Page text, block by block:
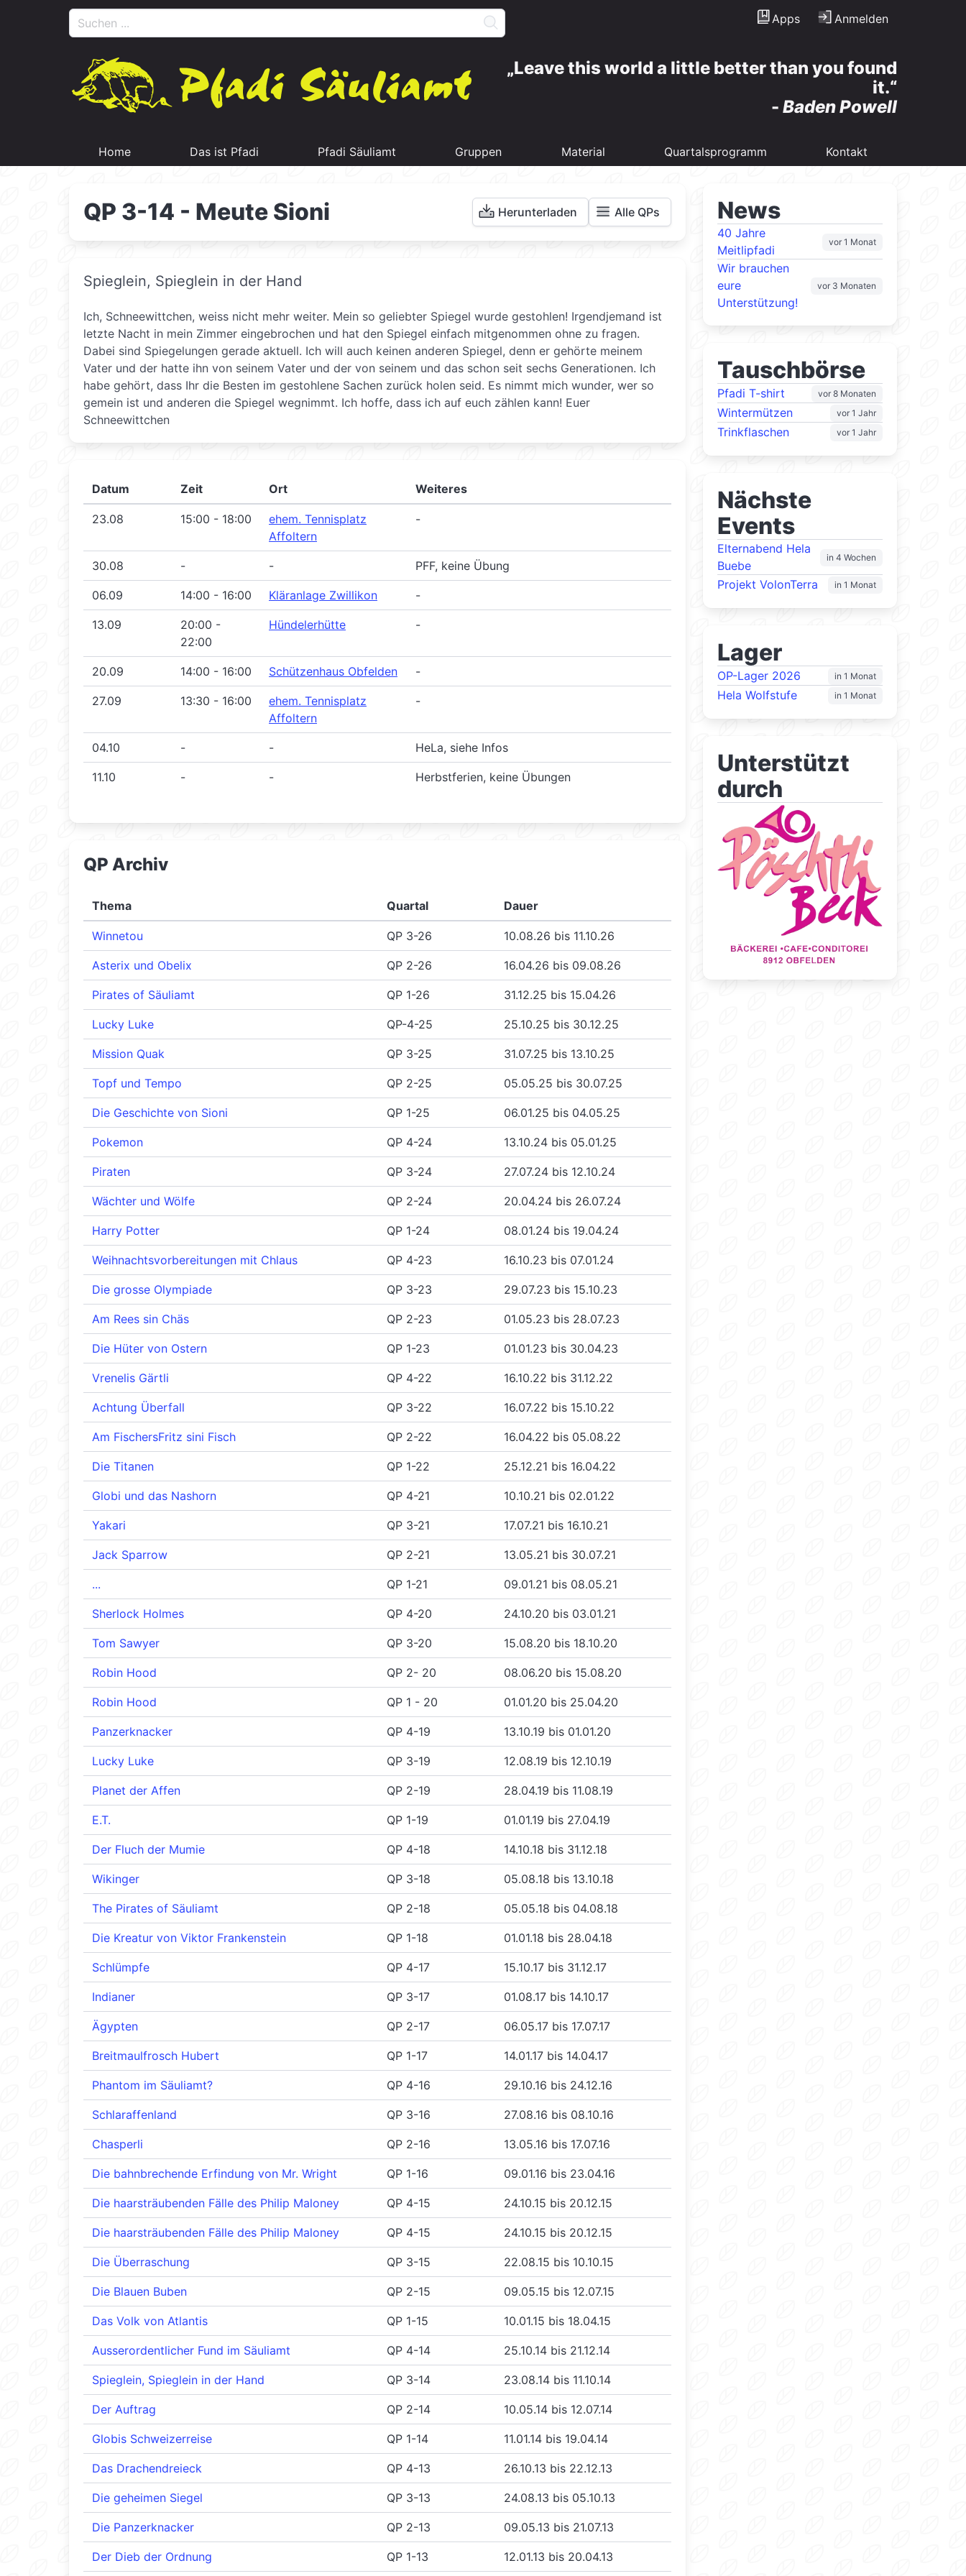
Apps Anmelden
Leave this world a little better than you found
it.
- Baden Powell
Home Das ist Pfadi Pfadi Säuliamt Gruppen Material Quartalsprogramm Kontakt
QP 3-14 - Meute Sioni Herunterladen Alle QPs
Spieglein, Spieglein in der Hand
Ich, Schneewittchen, weiss nicht mehr weiter. Mein so geliebter Spiegel wurde gestohlen! Irgendjemand ist
letzte Nacht in mein Zimmer eingebrochen und hat den Spiegel einfach mitgenommen ohne zu fragen.
Dabei sind Spiegelungen gerade aktuell. Ich will auch keinen anderen Spiegel, denn er gehörte meinem
Vater und der hatte ihn von seinem Vater und der von seinem und das schon seit sechs Generationen. Ich
habe gehört, dass Ihr die Besten im gestohlene Sachen zurück holen seid. Es nimmt mich wunder, wer so
gemein ist und anderen die Spiegel wegnimmt. Ich hoffe, dass ich auf euch zählen kann! Euer
Schneewittchen
Datum Zeit Ort Weiteres
23.08 15:00 - 18:00
ehem. Tennisplatz
Affoltern
-
30.08 - - PFF, keine Übung
06.09 14:00 - 16:00 Kläranlage Zwillikon -
13.09
20:00 -
22:00
Hündelerhütte -
20.09 14:00 - 16:00 Schützenhaus Obfelden -
27.09 13:30 - 16:00
ehem. Tennisplatz
Affoltern
-
04.10 - - HeLa, siehe Infos
11.10 - - Herbstferien, keine Übungen
QP Archiv
Thema Quartal Dauer
Winnetou QP 3-26 10.08.26 bis 11.10.26
Asterix und Obelix QP 2-26 16.04.26 bis 09.08.26
Pirates of Säuliamt QP 1-26 31.12.25 bis 15.04.26
Lucky Luke QP-4-25 25.10.25 bis 30.12.25
Mission Quak QP 3-25 31.07.25 bis 13.10.25
Topf und Tempo QP 2-25 05.05.25 bis 30.07.25
Die Geschichte von Sioni QP 1-25 06.01.25 bis 04.05.25
Pokemon QP 4-24 13.10.24 bis 05.01.25
Piraten QP 3-24 27.07.24 bis 12.10.24
Wächter und Wölfe QP 2-24 20.04.24 bis 26.07.24
Harry Potter QP 1-24 08.01.24 bis 19.04.24
Weihnachtsvorbereitungen mit Chlaus QP 4-23 16.10.23 bis 07.01.24
Die grosse Olympiade QP 3-23 29.07.23 bis 15.10.23
Am Rees sin Chäs QP 2-23 01.05.23 bis 28.07.23
Die Hüter von Ostern QP 1-23 01.01.23 bis 30.04.23
Vrenelis Gärtli QP 4-22 16.10.22 bis 31.12.22
Achtung Überfall QP 3-22 16.07.22 bis 15.10.22
Am FischersFritz sini Fisch QP 2-22 16.04.22 bis 05.08.22
Die Titanen QP 1-22 25.12.21 bis 16.04.22
Globi und das Nashorn QP 4-21 10.10.21 bis 02.01.22
Yakari QP 3-21 17.07.21 bis 16.10.21
Jack Sparrow QP 2-21 13.05.21 bis 30.07.21
... QP 1-21 09.01.21 bis 08.05.21
Sherlock Holmes QP 4-20 24.10.20 bis 03.01.21
Tom Sawyer QP 3-20 15.08.20 bis 18.10.20
Robin Hood QP 2- 20 08.06.20 bis 15.08.20
Robin Hood QP 1 - 20 01.01.20 bis 25.04.20
Panzerknacker QP 4-19 13.10.19 bis 01.01.20
Lucky Luke QP 3-19 12.08.19 bis 12.10.19
Planet der Affen QP 2-19 28.04.19 bis 11.08.19
E.T. QP 1-19 01.01.19 bis 27.04.19
Der Fluch der Mumie QP 4-18 14.10.18 bis 31.12.18
Wikinger QP 3-18 05.08.18 bis 13.10.18
The Pirates of Säuliamt QP 2-18 05.05.18 bis 04.08.18
Die Kreatur von Viktor Frankenstein QP 1-18 01.01.18 bis 28.04.18
Schlümpfe QP 4-17 15.10.17 bis 31.12.17
Indianer QP 3-17 01.08.17 bis 14.10.17
Ägypten QP 2-17 06.05.17 bis 17.07.17
Breitmaulfrosch Hubert QP 1-17 14.01.17 bis 14.04.17
Phantom im Säuliamt? QP 4-16 29.10.16 bis 24.12.16
Schlaraffenland QP 3-16 27.08.16 bis 08.10.16
Chasperli QP 2-16 13.05.16 bis 17.07.16
Die bahnbrechende Erfindung von Mr. Wright QP 1-16 09.01.16 bis 23.04.16
Die haarsträubenden Fälle des Philip Maloney QP 4-15 24.10.15 bis 20.12.15
Die haarsträubenden Fälle des Philip Maloney QP 4-15 24.10.15 bis 20.12.15
Die Überraschung QP 3-15 22.08.15 bis 10.10.15
Die Blauen Buben QP 2-15 09.05.15 bis 12.07.15
Das Volk von Atlantis QP 1-15 10.01.15 bis 18.04.15
Ausserordentlicher Fund im Säuliamt QP 4-14 25.10.14 bis 21.12.14
Spieglein, Spieglein in der Hand QP 3-14 23.08.14 bis 11.10.14
Der Auftrag QP 2-14 10.05.14 bis 12.07.14
Globis Schweizerreise QP 1-14 11.01.14 bis 19.04.14
Das Drachendreieck QP 4-13 26.10.13 bis 22.12.13
Die geheimen Siegel QP 3-13 24.08.13 bis 05.10.13
Die Panzerknacker QP 2-13 09.05.13 bis 21.07.13
Der Dieb der Ordnung QP 1-13 12.01.13 bis 20.04.13
News
40 Jahre
Meitlipfadi
vor 1 Monat
Wir brauchen
eure
Unterstützung!
vor 3 Monaten
Tauschbörse
Pfadi T-shirt vor 8 Monaten
Wintermützen vor 1 Jahr
Trinkflaschen vor 1 Jahr
Nächste
Events
Elternabend Hela
Buebe
in 4 Wochen
Projekt VolonTerra in 1 Monat
Lager
OP-Lager 2026 in 1 Monat
Hela Wolfstufe in 1 Monat
Unterstützt
durch